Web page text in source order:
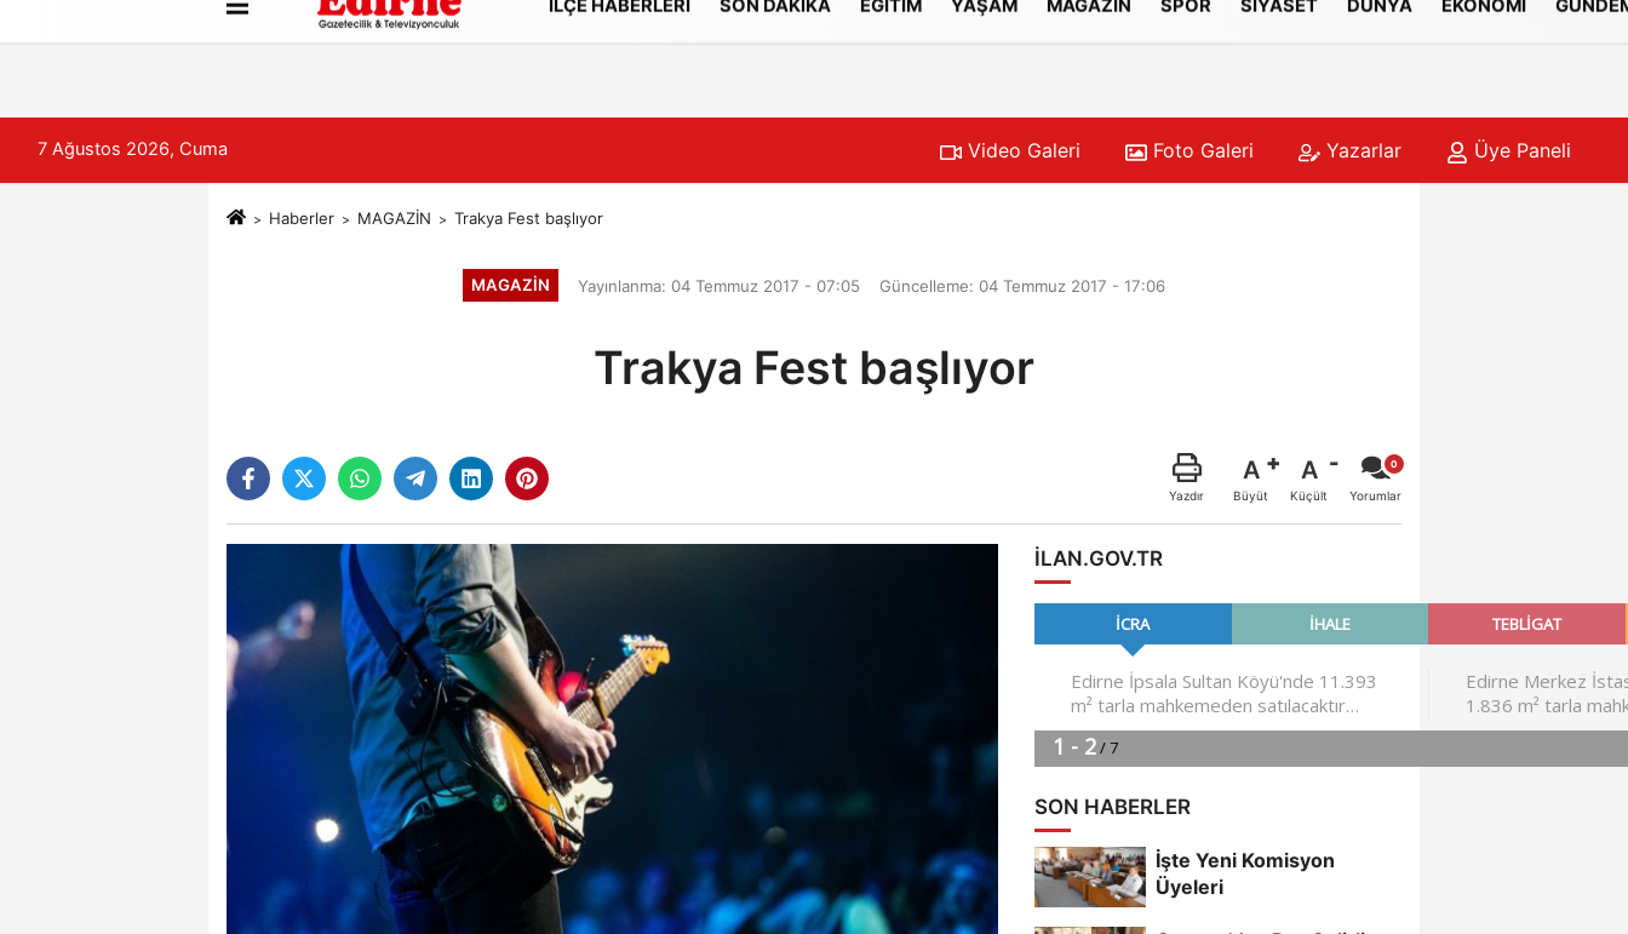
İletişim Çerez Politikası Gizlilik İlkeleri
İLÇE HABERLERİ SON DAKİKA EĞİTİM YAŞAM MAGAZİN SPOR SİYASET DÜNYA EKONOMİ
7 Ağustos 2026, Cuma Video Galeri Foto Galeri Yazarlar Üye Paneli
Haberler MAGAZİN Trakya Fest başlıyor
MAGAZİN Yayınlanma: 04 Temmuz 2017 - 07:05 Güncelleme: 04 Temmuz 2017 - 17:06
Trakya Fest başlıyor
Yazdır
A
Büyüt
A
Küçült Yorumlar
ILAN.GOV.TR
SON HABERLER
İşte Yeni Komisyon
Üyeleri